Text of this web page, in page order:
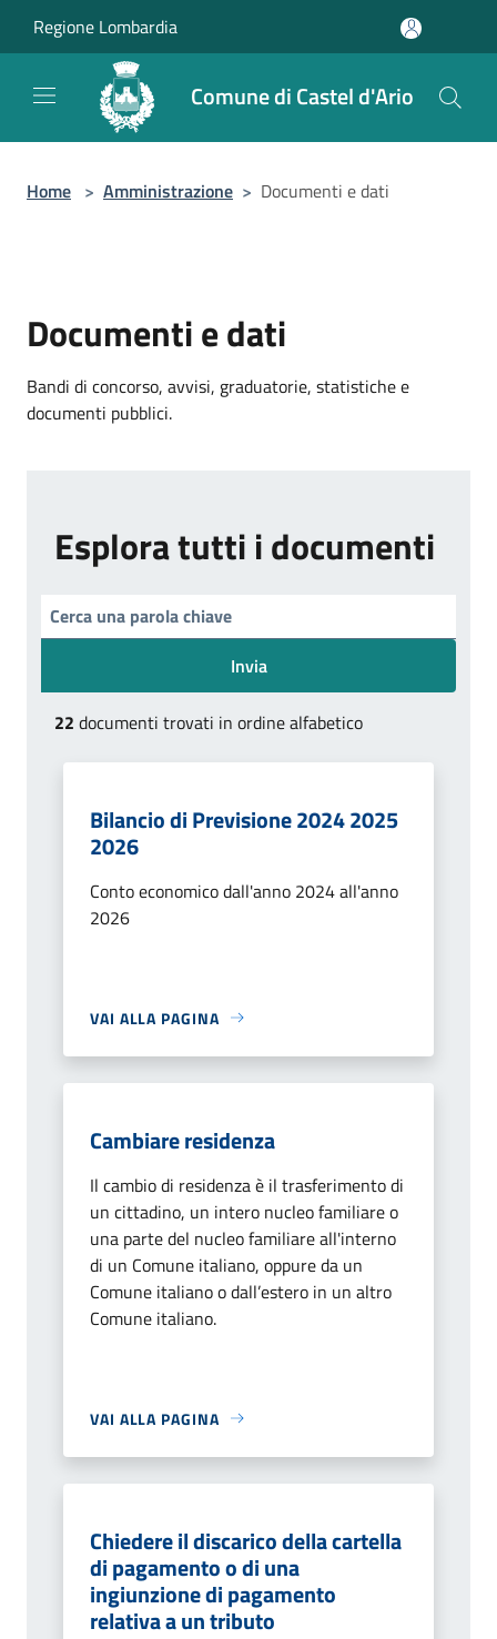
Regione Lombardia
Comune di Castel d'Ario
Home > Amministrazione > Documenti e dati
Documenti e dati
Bandi di concorso, avvisi, graduatorie, statistiche e
documenti pubblici.
Esplora tutti i documenti
Invia
22 documenti trovati in ordine alfabetico
Bilancio di Previsione 2024 2025
2026
Conto economico dall'anno 2024 all'anno
2026
VAI ALLA PAGINA
Cambiare residenza
Il cambio di residenza è il trasferimento di
un cittadino, un intero nucleo familiare o
una parte del nucleo familiare all'interno
di un Comune italiano, oppure da un
Comune italiano o dall’estero in un altro
Comune italiano.
VAI ALLA PAGINA
Chiedere il discarico della cartella
di pagamento o di una
ingiunzione di pagamento
relativa a un tributo